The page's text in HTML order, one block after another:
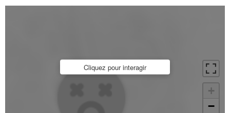
+
−
Cliquez pour interagir